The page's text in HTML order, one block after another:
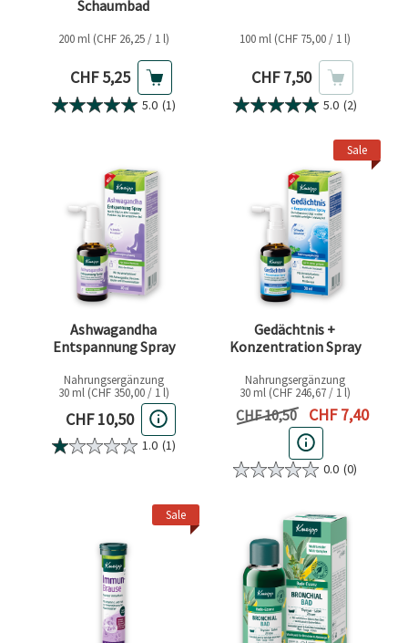
Schaumbad
200 ml (CHF 26,25 / 1 l)
Aktueller Preis
CHF 5,25
5.0 (1)
100 ml (CHF 75,00 / 1 l)
Aktueller Preis
CHF 7,50
5.0 (2)
Ashwagandha
Entspannung Spray
Nahrungsergänzung
30 ml (CHF 350,00 / 1 l)
Aktueller Preis
CHF 10,50
1.0 (1)
Sale
Gedächtnis +
Konzentration Spray
Nahrungsergänzung
30 ml (CHF 246,67 / 1 l)
Vorheriger Preis
CHF 10,50 Aktueller Preis
CHF 7,40
0.0 (0)
Sale